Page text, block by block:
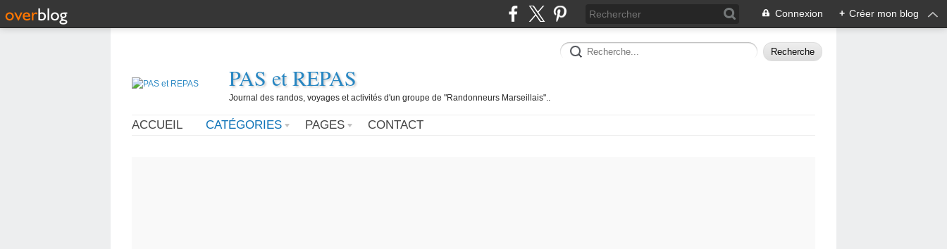
Connexion + Créer mon blog
PAS et REPAS
Journal des randos, voyages et activités d'un groupe de "Randonneurs Marseillais"..
ACCUEIL CATÉGORIES PAGES CONTACT